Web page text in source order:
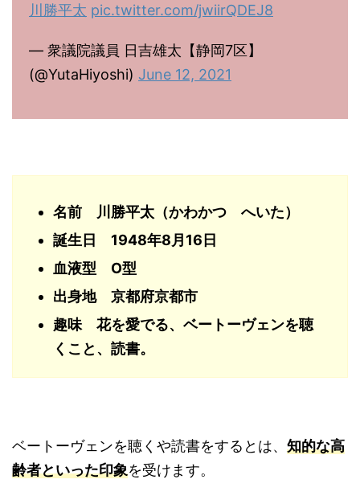
川勝平太 pic.twitter.com/jwiirQDEJ8
— 衆議院議員 日吉雄太【静岡7区】
(@YutaHiyoshi) June 12, 2021
名前 川勝平太（かわかつ へいた）
誕生日 1948年8月16日
血液型 O型
出身地 京都府京都市
趣味 花を愛でる、ベートーヴェンを聴
くこと、読書。
ベートーヴェンを聴くや読書をするとは、 知的な高
齢者といった印象を受けます。